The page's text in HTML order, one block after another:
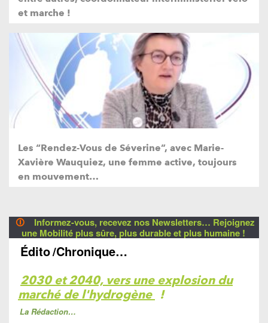
et marche !
Les “Rendez-Vous de Séverine”, avec Marie-
Xavière Wauquiez, une femme active, toujours
en mouvement…
🛈
Informez-vous, recevez nos Newsletters… Rejoignez
une Mobilité plus sûre, plus durable et plus humaine !
Édito/Chronique…
2030 et 2040, vers une explosion du
marché de l'hydrogène !
La Rédaction…